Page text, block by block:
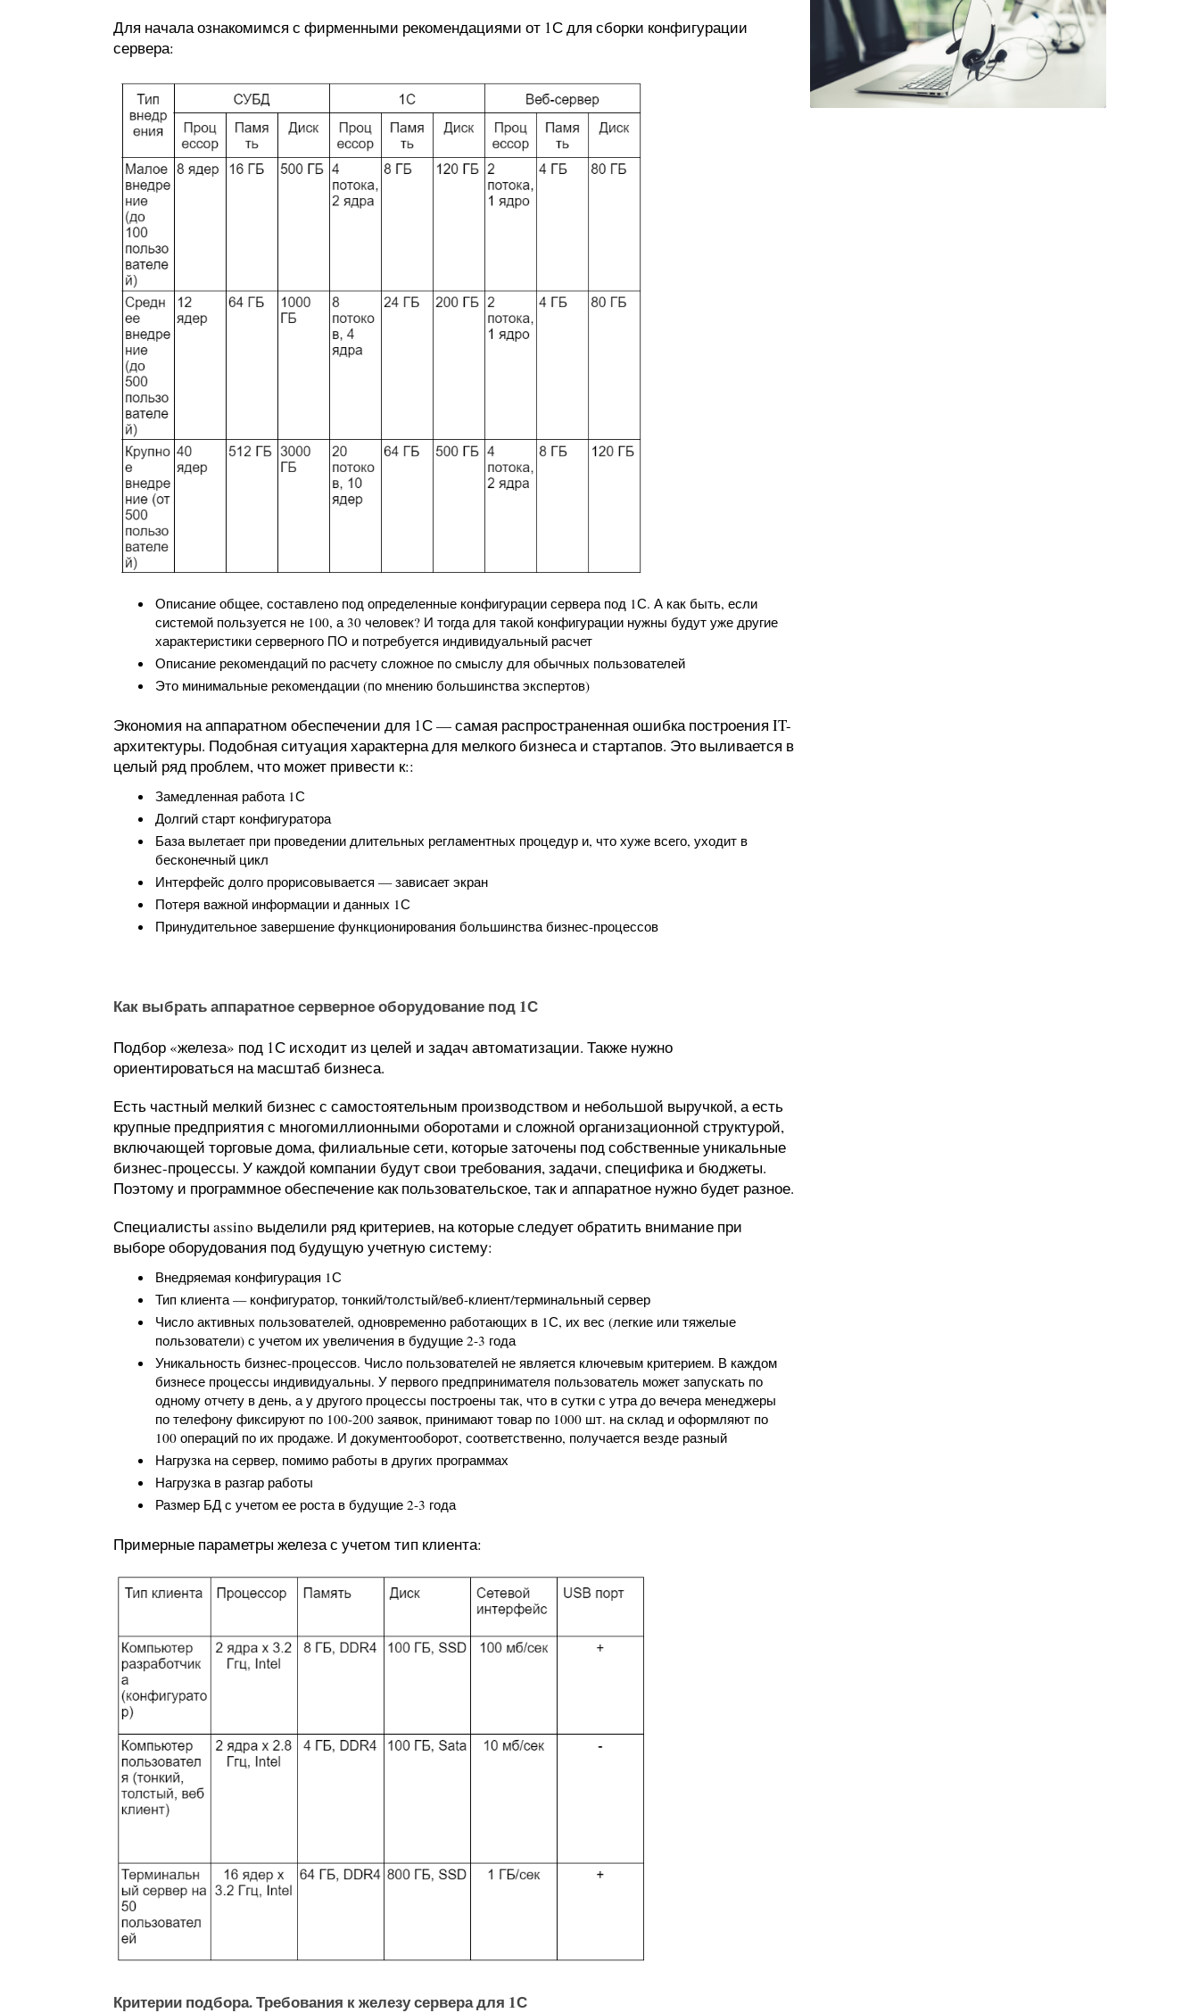
Для начала ознакомимся с фирменными рекомендациями от 1С для сборки конфигурации
сервера:
Описание общее, составлено под определенные конфигурации сервера под 1С. А как быть, если
системой пользуется не 100, а 30 человек? И тогда для такой конфигурации нужны будут уже другие
характеристики серверного ПО и потребуется индивидуальный расчет
Описание рекомендаций по расчету сложное по смыслу для обычных пользователей
Это минимальные рекомендации (по мнению большинства экспертов)
Экономия на аппаратном обеспечении для 1С — самая распространенная ошибка построения IT-
архитектуры. Подобная ситуация характерна для мелкого бизнеса и стартапов. Это выливается в
целый ряд проблем, что может привести к::
Замедленная работа 1С
Долгий старт конфигуратора
База вылетает при проведении длительных регламентных процедур и, что хуже всего, уходит в
бесконечный цикл
Интерфейс долго прорисовывается — зависает экран
Потеря важной информации и данных 1С
Принудительное завершение функционирования большинства бизнес-процессов
Как выбрать аппаратное серверное оборудование под 1С
Подбор «железа» под 1С исходит из целей и задач автоматизации. Также нужно
ориентироваться на масштаб бизнеса.
Есть частный мелкий бизнес с самостоятельным производством и небольшой выручкой, а есть
крупные предприятия с многомиллионными оборотами и сложной организационной структурой,
включающей торговые дома, филиальные сети, которые заточены под собственные уникальные
бизнес-процессы. У каждой компании будут свои требования, задачи, специфика и бюджеты.
Поэтому и программное обеспечение как пользовательское, так и аппаратное нужно будет разное.
Специалисты assino выделили ряд критериев, на которые следует обратить внимание при
выборе оборудования под будущую учетную систему:
Внедряемая конфигурация 1С
Тип клиента — конфигуратор, тонкий/толстый/веб-клиент/терминальный сервер
Число активных пользователей, одновременно работающих в 1С, их вес (легкие или тяжелые
пользователи) с учетом их увеличения в будущие 2-3 года
Уникальность бизнес-процессов. Число пользователей не является ключевым критерием. В каждом
бизнесе процессы индивидуальны. У первого предпринимателя пользователь может запускать по
одному отчету в день, а у другого процессы построены так, что в сутки с утра до вечера менеджеры
по телефону фиксируют по 100-200 заявок, принимают товар по 1000 шт. на склад и оформляют по
100 операций по их продаже. И документооборот, соответственно, получается везде разный
Нагрузка на сервер, помимо работы в других программах
Нагрузка в разгар работы
Размер БД с учетом ее роста в будущие 2-3 года
Примерные параметры железа с учетом тип клиента:
Критерии подбора. Требования к железу сервера для 1С